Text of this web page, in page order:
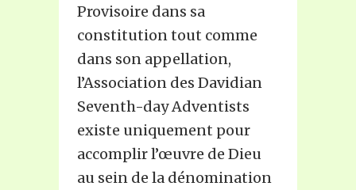
Provisoire dans sa
constitution tout comme
dans son appellation,
l’Association des Davidian
Seventh-day Adventists
existe uniquement pour
accomplir l’œuvre de Dieu
au sein de la dénomination